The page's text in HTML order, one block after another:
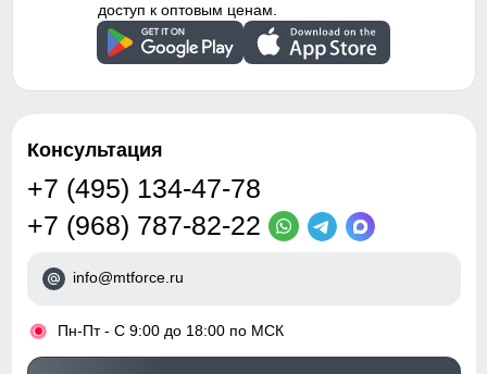
доступ к оптовым ценам.
Консультация
+7 (495) 134-47-78
+7 (968) 787-82-22
info@mtforce.ru
• Пн-Пт - С 9:00 до 18:00 по МСК